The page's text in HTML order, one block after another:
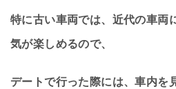
特に古い車両では、近代の車両
気が楽しめるので、
デートで行った際には、車内を